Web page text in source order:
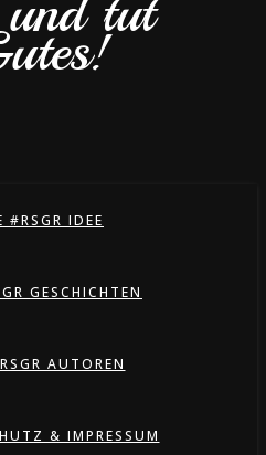
#RSGR IDEE
GESCHICHTEN
AUTOREN
& IMPRESSUM